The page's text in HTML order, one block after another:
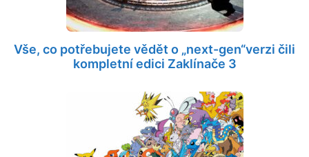
Vše, co potřebujete vědět o „next-gen“verzi čili
kompletní edici Zaklínače 3